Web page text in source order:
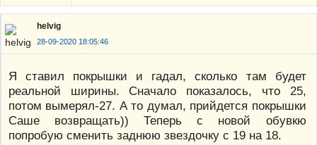
helvig
28-09-2020 18:05:46
Я ставил покрышки и гадал, сколько там будет
реальной ширины. Сначало показалось, что 25,
потом вымерял-27. А то думал, прийдется покрышки
Саше возвращать)) Теперь с новой обувкю
попробую сменить заднюю звездочку с 19 на 18.